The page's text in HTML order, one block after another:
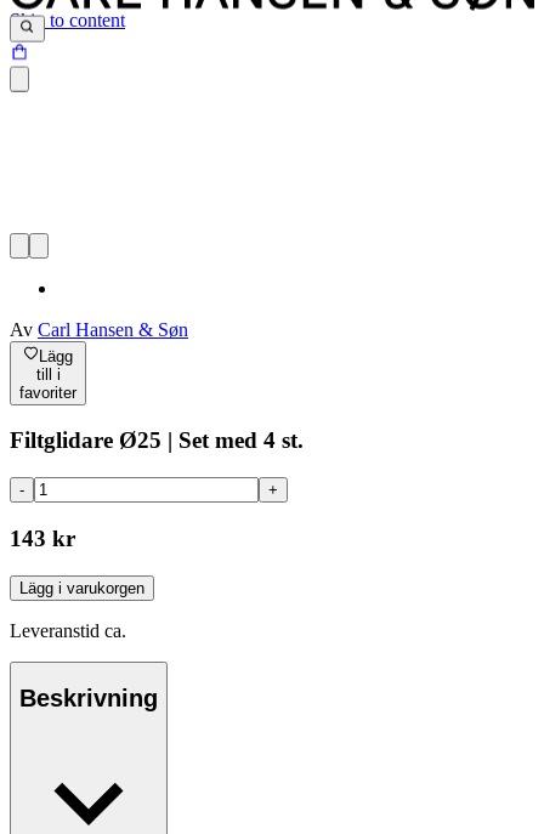
Skip to content
Av Carl Hansen & Søn
Lägg
till i
favoriter
Filtglidare Ø25 | Set med 4 st.
- +
143 kr
Lägg i varukorgen
Leveranstid ca.
Beskrivning